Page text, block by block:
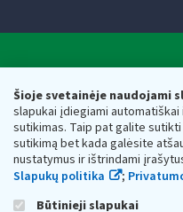
Šioje svetainėje naudojami
slapukai įdiegiami
sutikimas. Taip pat galite
sutikimą bet kada galėsite
nustatymus ir ištrindami
Slapukų politika
;
Būtinieji slapukai
Respublikos finansų
Biudžetinė įstaiga. Juridinio
adresas: Vasario 16-osios g.
vmi@vmi.lt, E. pristatymo
Duomenys apie Valstybinę
Respublikos finansų